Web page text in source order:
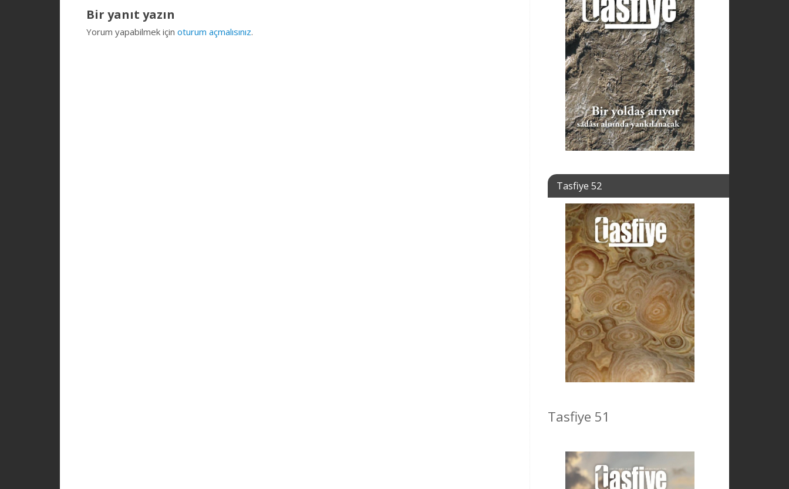
Bir yanıt yazın
Yorum yapabilmek için oturum açmalısınız.
Tasfiye 52
Tasfiye 51